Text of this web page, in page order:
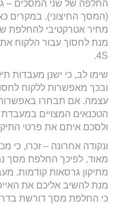
(המסך החיצוני). במקרים
מחיר אטרקטיבי להחלפת
מנת לחסוך עבור הלקוח את
4S.
שימו לב, כי ישנן מעבדות
ובכך מאפשרות ללקוח
עצמה. אם תבחרו באפשרות
ולסכם איתם את פרטי
מאוד, לפיכך החלפת מסך
מתיקון גרסאות קודמות.
מנת להשיב אליכם את
כי החלפת מסך דורשת